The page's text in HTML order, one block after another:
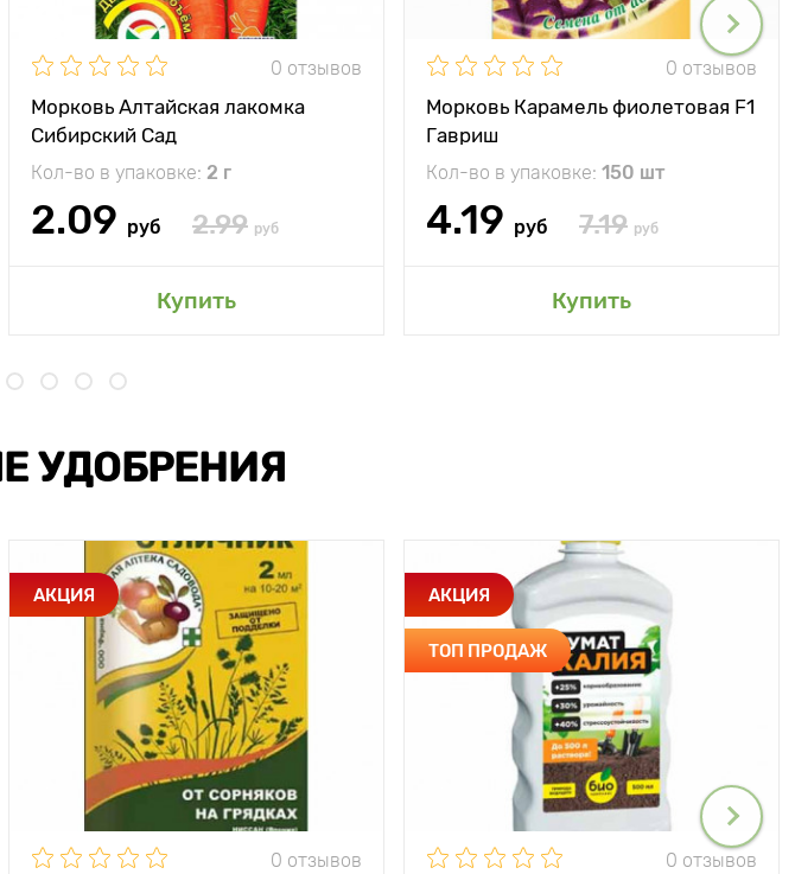
0 отзывов
Морковь Алтайская лакомка
Сибирский Сад
Кол-во в упаковке: 2 г
2.09 руб 2.99 руб
Купить
0 отзывов
Морковь Карамель фиолетовая F1
Гавриш
Кол-во в упаковке: 150 шт
4.19 руб 7.19 руб
Купить
УДОБРЕНИЯ
АКЦИЯ
0 отзывов
АКЦИЯ
ТОП ПРОДАЖ
0 отзывов